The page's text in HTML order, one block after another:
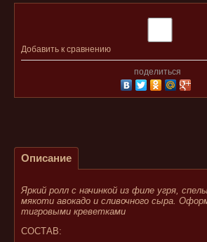
Добавить к сравнению
поделиться
Описание
Яркий ролл с начинкой из филе угря,
мякоти авокадо и сливочного сыра.
тигровыми креветками
СОСТАВ: